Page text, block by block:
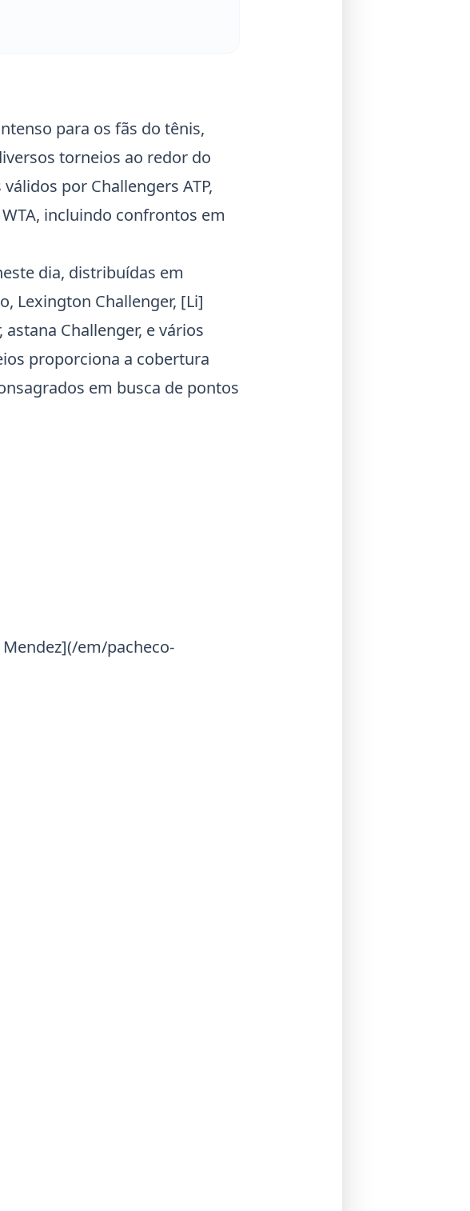
para os fãs do tênis,
torneios ao redor do
por Challengers ATP,
incluindo confrontos em
dia, distribuídas em
Lexington Challenger, [Li]
, astana Challenger, e vários
proporciona a cobertura
em busca de pontos
Mendez](/em/pacheco-